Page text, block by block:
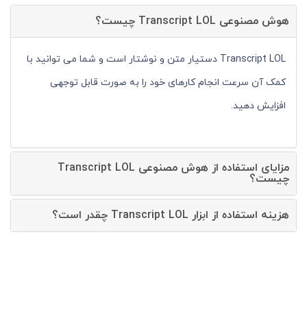
هوش مصنوعی Transcript LOL چیست؟
Transcript LOL دستیار متن و نوشتار است و شما می توانید با
کمک آن سرعت انجام کارهای خود را به صورت قابل توجهی
افزایش دهید.
مزایای استفاده از هوش مصنوعی Transcript LOL
چیست؟
هزینه استفاده از ابزار Transcript LOL چقدر است؟